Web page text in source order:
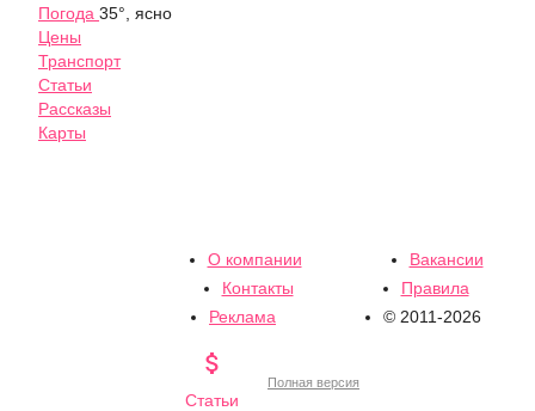
Погода 35°, ясно
Цены
Транспорт
Статьи
Рассказы
Карты
О компании
Вакансии
Контакты
Правила
Реклама
© 2011-2026

Статьи
Полная версия